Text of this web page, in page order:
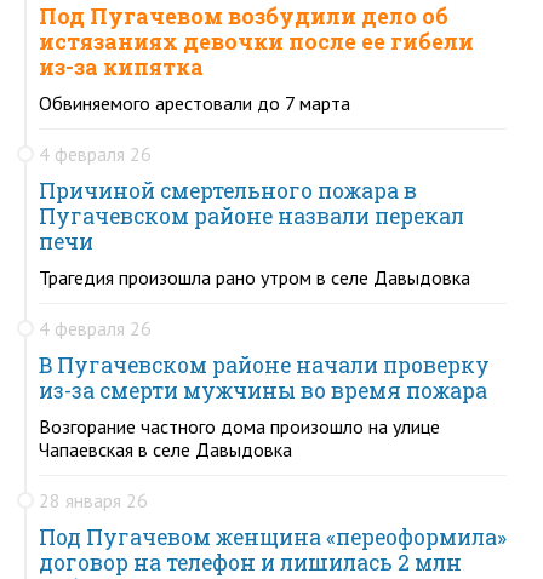
Под Пугачевом возбудили дело об
истязаниях девочки после ее гибели
из-за кипятка
Обвиняемого арестовали до 7 марта
4 февраля 26
Причиной смертельного пожара в
Пугачевском районе назвали перекал
печи
Трагедия произошла рано утром в селе Давыдовка
4 февраля 26
В Пугачевском районе начали проверку
из-за смерти мужчины во время пожара
Возгорание частного дома произошло на улице
Чапаевская в селе Давыдовка
28 января 26
Под Пугачевом женщина «переоформила»
договор на телефон и лишилась 2 млн